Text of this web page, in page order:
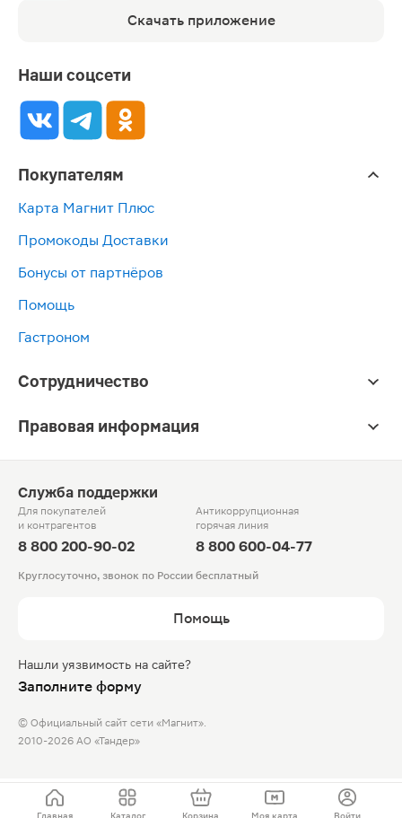
Скачать приложение
Наши соцсети
Покупателям
Карта Магнит Плюс
Промокоды Доставки
Бонусы от партнёров
Помощь
Гастроном
Сотрудничество
Правовая информация
Служба поддержки
Для покупателей
и контрагентов
8 800 200-90-02
Антикоррупционная
горячая линия
8 800 600-04-77
Круглосуточно, звонок по России бесплатный
Помощь
Нашли уязвимость на сайте?
Заполните форму
© Официальный сайт сети «Магнит».
2010-2026 АО «Тандер»
Главная Каталог Корзина Моя карта Войти